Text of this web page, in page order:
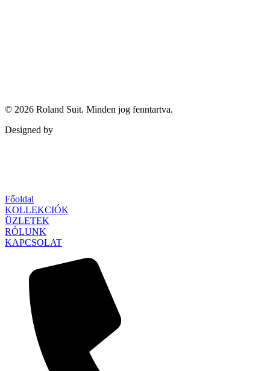
© 2026 Roland Suit. Minden jog fenntartva.
Designed by
Főoldal
KOLLEKCIÓK
ÜZLETEK
RÓLUNK
KAPCSOLAT